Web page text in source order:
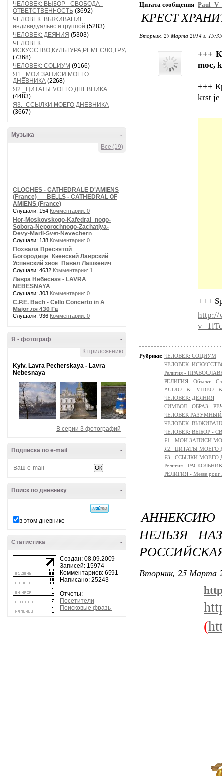
ЧЕЛОВЕК: ВЫБОР - СВОБОДА -
ОТВЕТСТВЕННОСТЬ (3692)
ЧЕЛОВЕК: ВЫЖИВАНИЕ
индивидуально и группой (5283)
ЧЕЛОВЕК: ДЕЯНИЯ (5303)
ЧЕЛОВЕК:
ИСКУССТВО,КУЛЬТУРА,РЕМЕСЛО,ТРУД
(7368)
ЧЕЛОВЕК: СОЦИУМ (9166)
Я1._МОИ ЗАПИСИ МОЕГО
ДНЕВНИКА (2268)
Я2._ЦИТАТЫ МОЕГО ДНЕВНИКА
(4483)
Я3._ССЫЛКИ МОЕГО ДНЕВНИКА
(3667)
-
Музыка
Все (19)
CLOCHES - CATHEDRALE D'AMIENS
(France) __ BELLS - CATHEDRAL OF
AMIENS (France)
Слушали: 154 Комментарии: 0
Hor-Moskovskogo-Kafedral_nogo-
Sobora-Neporochnogo-Zachatiya-
Devy-Marii-Svet-Nevechern
Слушали: 138 Комментарии: 0
Похвала Пресвятой
Богородице_Киевский Лаврский
Успенский звон_Павел Лашкевич
Слушали: 4632 Комментарии: 1
Лавра Небесная - LAVRA
NEBESNAYA
Слушали: 303 Комментарии: 0
C.P.E. Bach - Cello Concerto in A
Major ля 430 Гц
Слушали: 936 Комментарии: 0
-
Я - фотограф
К приложению
Kyiv. Lavra Pecherskaya - Lavra
Nebesnaya
В серии 3 фотографий
-
Подписка по e-mail
-
Поиск по дневнику
в этом дневнике
-
Статистика
Создан: 08.09.2009
Записей: 15974
Комментариев: 6591
Написано: 25243
Отчеты:
Посетители
Поисковые фразы
Цитата сообщения
КРЕСТ
Вторник, 25 Марта 2014 г.
+++
moc,
+++
krst je
+++
http://
Рубрики: ЧЕЛОВЕК: СОЦИУМ
ЧЕЛОВЕК:
Религия -
РЕЛИГИЯ - Объект -
AUDIO - & - VIDEO -
ЧЕЛОВЕК: ДЕЯНИЯ
СИМВОЛ - ОБРАЗ -
ЧЕЛОВЕК
ЧЕЛОВЕК: ВЫЖИВАНИЕ
ЧЕЛОВЕК: ВЫБОР -
Я1._МОИ ЗАПИСИ
Я2._ЦИТАТЫ МОЕГО
Я3._ССЫЛКИ МОЕГО
Религия -
РЕЛИГИЯ - Messe pour
НЕЛЬЗЯ
Вторник, 25 Марта
(